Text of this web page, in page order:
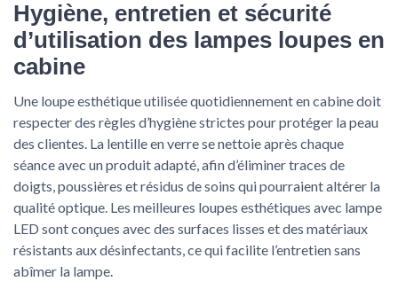
Hygiène, entretien et sécurité
d’utilisation des lampes loupes en
cabine
Une loupe esthétique utilisée quotidiennement en cabine doit
respecter des règles d’hygiène strictes pour protéger la peau
des clientes. La lentille en verre se nettoie après chaque
séance avec un produit adapté, afin d’éliminer traces de
doigts, poussières et résidus de soins qui pourraient altérer la
qualité optique. Les meilleures loupes esthétiques avec lampe
LED sont conçues avec des surfaces lisses et des matériaux
résistants aux désinfectants, ce qui facilite l’entretien sans
abîmer la lampe.